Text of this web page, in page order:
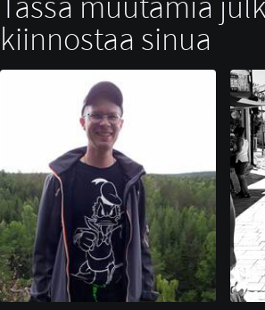
kiinnostaa sinua